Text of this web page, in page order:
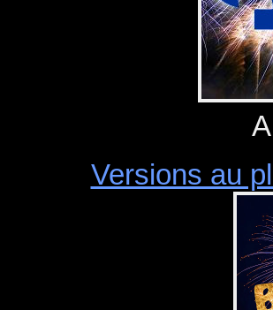
Versions au